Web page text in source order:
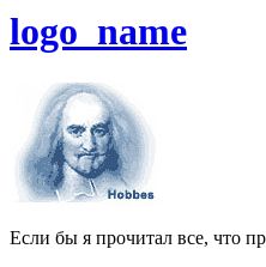
logo_name
Если бы я прочитал все, что